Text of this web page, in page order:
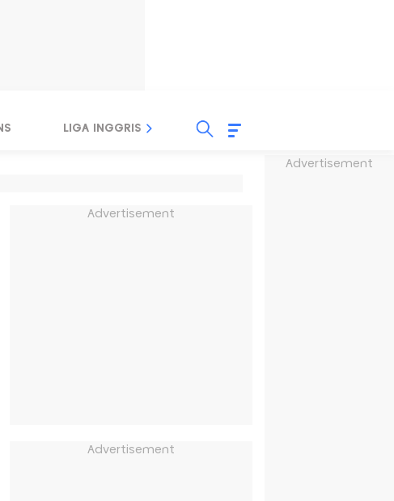
Advertisement
LIGA INGGRIS LIGA ITALIA
Advertisement
Advertisement